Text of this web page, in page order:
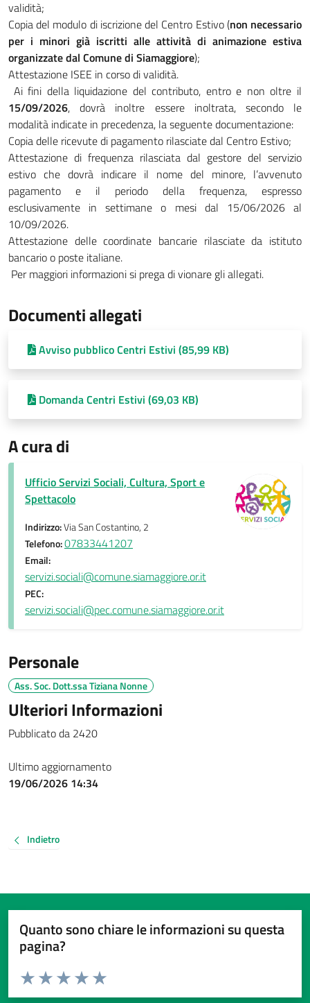
validità;
Copia del modulo di iscrizione del Centro Estivo (non necessario
per i minori già iscritti alle attività di animazione estiva
organizzate dal Comune di Siamaggiore);
Attestazione ISEE in corso di validità.
Ai fini della liquidazione del contributo, entro e non oltre il
15/09/2026, dovrà inoltre essere inoltrata, secondo le
modalità indicate in precedenza, la seguente documentazione:
Copia delle ricevute di pagamento rilasciate dal Centro Estivo;
Attestazione di frequenza rilasciata dal gestore del servizio
estivo che dovrà indicare il nome del minore, l’avvenuto
pagamento e il periodo della frequenza, espresso
esclusivamente in settimane o mesi dal 15/06/2026 al
10/09/2026.
Attestazione delle coordinate bancarie rilasciate da istituto
bancario o poste italiane.
Per maggiori informazioni si prega di vionare gli allegati.
Documenti allegati
Avviso pubblico Centri Estivi (85,99 KB)
Domanda Centri Estivi (69,03 KB)
A cura di
Ufficio Servizi Sociali, Cultura, Sport e
Spettacolo
Indirizzo:Via San Costantino, 2
Telefono:07833441207
Email:
servizi.sociali@comune.siamaggiore.or.it
PEC:
servizi.sociali@pec.comune.siamaggiore.or.it
Personale
Ass. Soc. Dott.ssa Tiziana Nonne
Ulteriori Informazioni
Pubblicato da 2420
Ultimo aggiornamento
19/06/2026 14:34
Indietro
Quanto sono chiare le informazioni su questa
pagina?
Valuta da 1 a 5 stelle la pagina
Valuta 5 stelle su 5
Valuta 4 stelle su 5
Valuta 3 stelle su 5
Valuta 2 stelle su 5
Valuta 1 stelle su 5